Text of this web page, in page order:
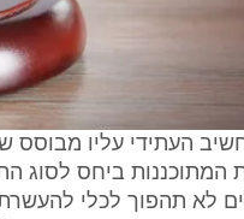
העתידי עליו מבוסס
המתוכננות ביחס לסוג
לא תהפוך לכלי